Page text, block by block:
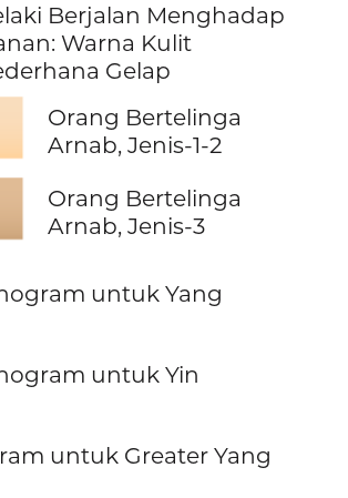
Berjalan Menghadap
Warna Kulit
Gelap
Orang Bertelinga
Arnab, Jenis-1-2
Orang Bertelinga
Arnab, Jenis-3
untuk Yang
untuk Yin
untuk Greater Yang